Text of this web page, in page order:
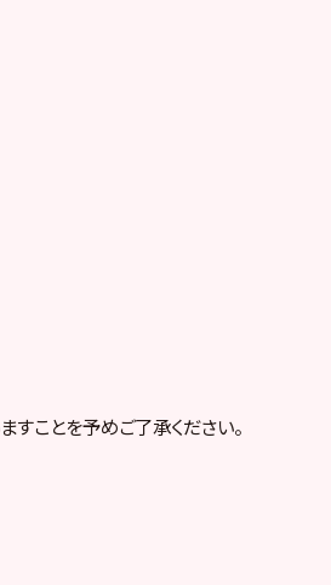
ことを予めご了承ください。